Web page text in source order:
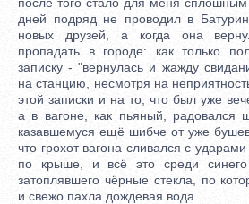
дней подряд не проводил в
новых друзей, а когда она
пропадать в городе: как только
записку - "вернулась и жажду
на станцию, несмотря на
этой записки и на то, что был уже
а в вагоне, как пьяный, радовался
казавшемуся ещё шибче от уже
что грохот вагона сливался с
по крыше, и всё это среди
затоплявшего чёрные стекла, по
и свежо пахла дождевая вода.